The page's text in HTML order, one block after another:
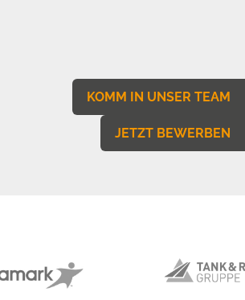
KOMM IN UNSER TEAM
JETZT BEWERBEN